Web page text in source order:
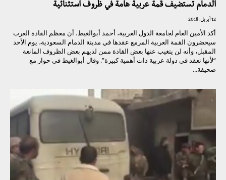
الدمام تستضيف قمة عربية هامة في ظروف استثنائية
12 أبريل، 2018
أكد الأمين العام لجامعة الدول العربية، أحمد أبوالغيط، أن معظم القادة العرب
سيحضرون القمة العربية المزمع عقدها في مدينة الدمام السعودية، يوم الأحد
المقبل، وأنه لن يتغيب عنها بعض القادة ممن لديهم بعض الظروف المانعة
“لأنها تعقد في دولة عربية ذات أهمية كبيرة”. وقال أبوالغيط في حوار مع
صحيفة...